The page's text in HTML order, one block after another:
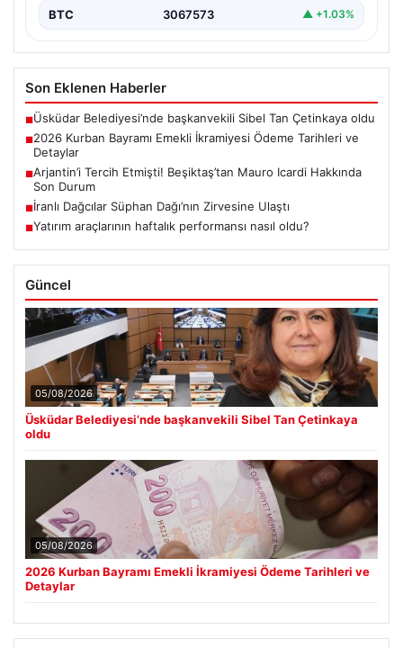
BTC 3067573 ▲ +1.03%
Son Eklenen Haberler
■Üsküdar Belediyesi’nde başkanvekili Sibel Tan Çetinkaya oldu
■2026 Kurban Bayramı Emekli İkramiyesi Ödeme Tarihleri ve
Detaylar
■Arjantin’i Tercih Etmişti! Beşiktaş’tan Mauro Icardi Hakkında
Son Durum
■İranlı Dağcılar Süphan Dağı’nın Zirvesine Ulaştı
■Yatırım araçlarının haftalık performansı nasıl oldu?
Güncel
05/08/2026
Üsküdar Belediyesi’nde başkanvekili Sibel Tan Çetinkaya
oldu
05/08/2026
2026 Kurban Bayramı Emekli İkramiyesi Ödeme Tarihleri ve
Detaylar